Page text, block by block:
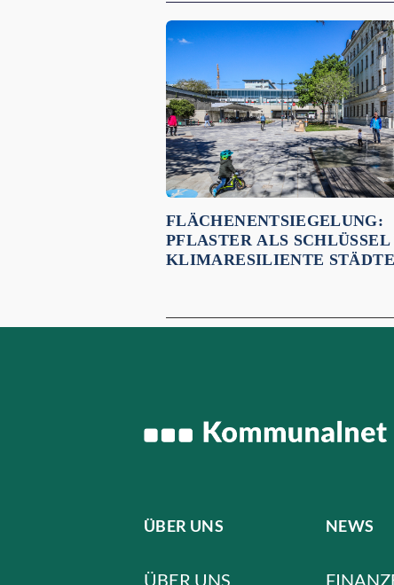
Empfehlungen für dich:
FLÄCHENENTSIEGELUNG:
PFLASTER ALS SCHLÜSSEL
KLIMARESILIENTE STÄDTE
ÜBER UNS
ÜBER UNS
NEWS